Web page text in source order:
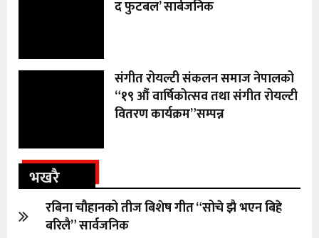
द फुटबल’ सार्बजनिक
संगीत रोयल्टी संकलन समाज नेपालको
“१९ औं वार्षिकोत्सव तथा संगीत रोयल्टी
वितरण कार्यक्रम”सम्पन्न
भखरै
रबिना चौहानको तीज बिशेष गीत “सोचे झै भएन बिहे
बरिलै” सार्वजनिक